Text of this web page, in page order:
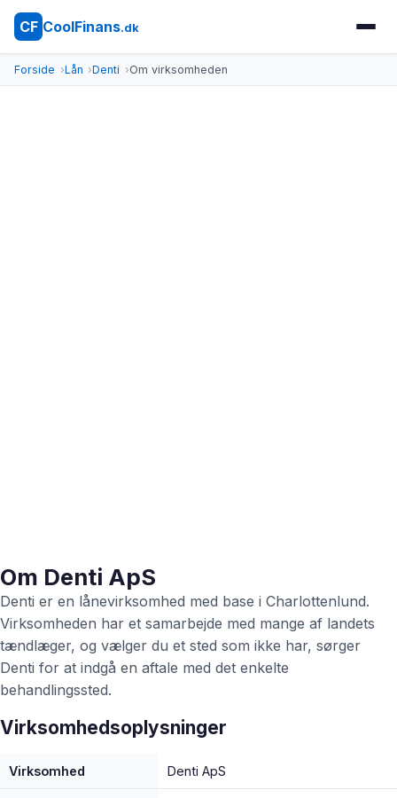
CF CoolFinans.dk
Forside Lån Denti Om virksomheden
Om Denti ApS
Denti er en lånevirksomhed med base i Charlottenlund.
Virksomheden har et samarbejde med mange af landets
tændlæger, og vælger du et sted som ikke har, sørger
Denti for at indgå en aftale med det enkelte
behandlingssted.
Virksomhedsoplysninger
Virksomhed Denti ApS